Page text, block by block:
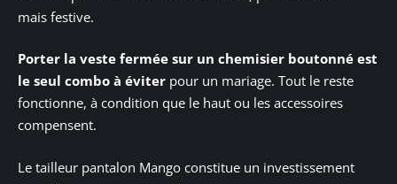
mais festive.
Porter la veste fermée sur un chemisier boutonné est
le seul combo à éviter pour un mariage. Tout le reste
fonctionne, à condition que le haut ou les accessoires
compensent.
Le tailleur pantalon Mango constitue un investissement